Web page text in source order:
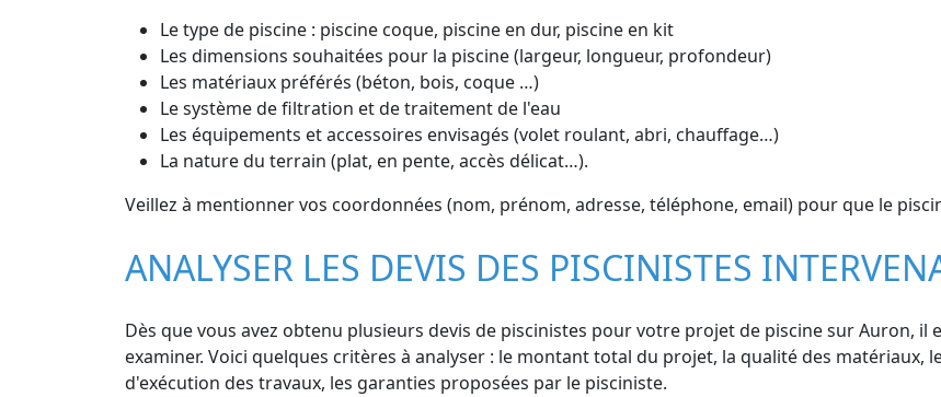
Le type de piscine : piscine coque, piscine en dur, piscine en kit
Les dimensions souhaitées pour la piscine (largeur, longueur, profondeur)
Les matériaux préférés (béton, bois, coque …)
Le système de filtration et de traitement de l'eau
Les équipements et accessoires envisagés (volet roulant, abri, chauffage…)
La nature du terrain (plat, en pente, accès délicat…).
Veillez à mentionner vos coordonnées (nom, prénom, adresse, téléphone, email) pour que le
ANALYSER LES DEVIS DES PISCINISTES
Dès que vous avez obtenu plusieurs devis de piscinistes pour votre projet de piscine sur Auron,
examiner. Voici quelques critères à analyser : le montant total du projet, la qualité des matériaux,
d'exécution des travaux, les garanties proposées par le pisciniste.